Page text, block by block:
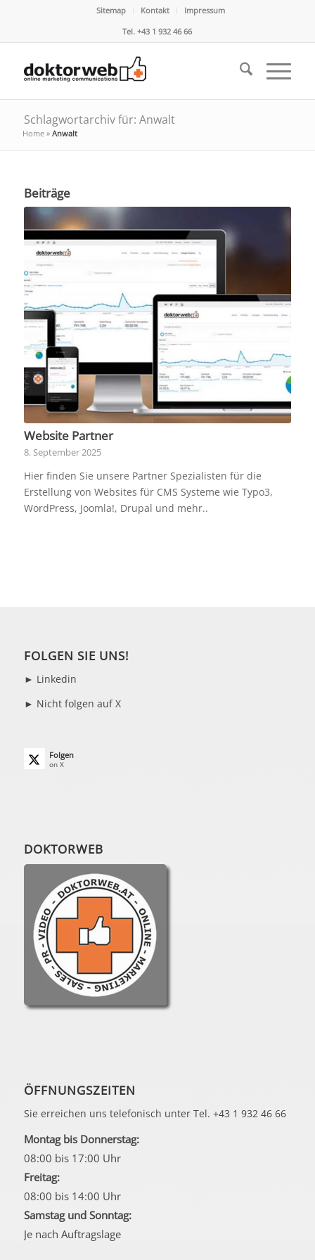
Sitemap Kontakt
Impressum
Tel. +43 1 932 46 66
Schlagwortarchiv für: Anwalt
Home» Anwalt
Beiträge
Website Partner
8. September 2025
Hier finden Sie unsere Partner Spezialisten für die
Erstellung von Websites für CMS Systeme wie Typo3,
WordPress, Joomla!, Drupal und mehr..
FOLGEN SIE UNS!
► Linkedin
► Nicht folgen auf X
Folgen
on X
DOKTORWEB
ÖFFNUNGSZEITEN
Sie erreichen uns telefonisch unter Tel. +43 1 932 46 66
Montag bis Donnerstag:
08:00 bis 17:00 Uhr
Freitag:
08:00 bis 14:00 Uhr
Samstag und Sonntag:
Je nach Auftragslage